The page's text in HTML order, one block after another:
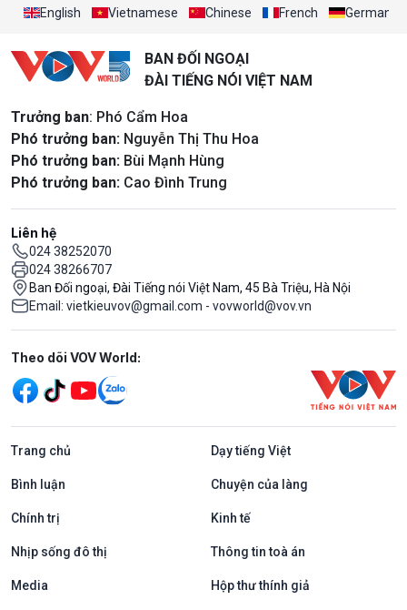
English Vietnamese Chinese French German
BAN ĐỐI NGOẠI
ĐÀI TIẾNG NÓI VIỆT NAM
Trưởng ban: Phó Cẩm Hoa
Phó trưởng ban: Nguyễn Thị Thu Hoa
Phó trưởng ban: Bùi Mạnh Hùng
Phó trưởng ban: Cao Đình Trung
Liên hệ
024 38252070
024 38266707
Ban Đối ngoại, Đài Tiếng nói Việt Nam, 45 Bà Triệu, Hà Nội
Email: vietkieuvov@gmail.com - vovworld@vov.vn
Mạng xã hội
Theo dõi VOV World:
Trang chủ Dạy tiếng Việt
Bình luận Chuyện của làng
Chính trị Kinh tế
Nhịp sống đô thị Thông tin toà án
Media Hộp thư thính giả